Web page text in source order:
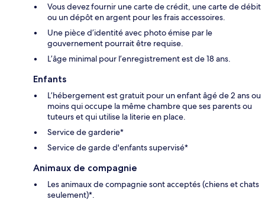
Vous devez fournir une carte de crédit, une carte de débit
ou un dépôt en argent pour les frais accessoires.
Une pièce d’identité avec photo émise par le
gouvernement pourrait être requise.
L’âge minimal pour l’enregistrement est de 18 ans.
Enfants
L’hébergement est gratuit pour un enfant âgé de 2 ans ou
moins qui occupe la même chambre que ses parents ou
tuteurs et qui utilise la literie en place.
Service de garderie*
Service de garde d'enfants supervisé*
Animaux de compagnie
Les animaux de compagnie sont acceptés (chiens et chats
seulement)*.